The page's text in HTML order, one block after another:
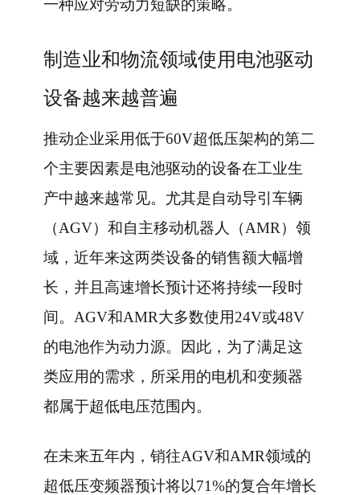
一种应对劳动力短缺的策略。
制造业和物流领域使用电池驱动
设备越来越普遍
推动企业采用低于60V超低压架构的第二
个主要因素是电池驱动的设备在工业生
产中越来越常见。尤其是自动导引车辆
（AGV）和自主移动机器人（AMR）领
域，近年来这两类设备的销售额大幅增
长，并且高速增长预计还将持续一段时
间。AGV和AMR大多数使用24V或48V
的电池作为动力源。因此，为了满足这
类应用的需求，所采用的电机和变频器
都属于超低电压范围内。
在未来五年内，销往AGV和AMR领域的
超低压变频器预计将以71%的复合年增长